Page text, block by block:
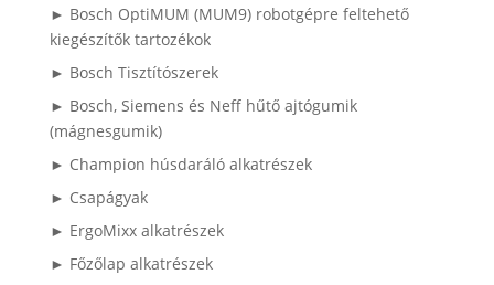
► Bosch OptiMUM (MUM9) robotgépre feltehető
kiegészítők tartozékok
► Bosch Tisztítószerek
► Bosch, Siemens és Neff hűtő ajtógumik
(mágnesgumik)
► Champion húsdaráló alkatrészek
► Csapágyak
► ErgoMixx alkatrészek
► Főzőlap alkatrészek